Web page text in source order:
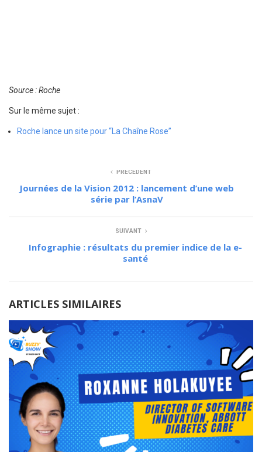
Source : Roche
Sur le même sujet :
Roche lance un site pour “La Chaîne Rose”
PRÉCÉDENT
Journées de la Vision 2012 : lancement d’une web
série par l’AsnaV
SUIVANT
Infographie : résultats du premier indice de la e-
santé
ARTICLES SIMILAIRES